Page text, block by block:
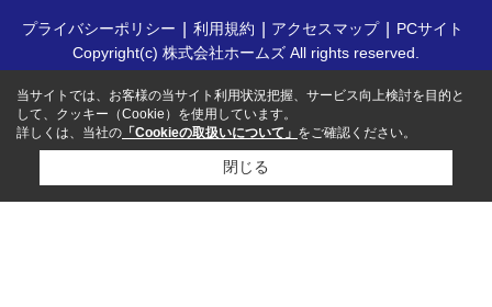
プライバシーポリシー 利用規約 アクセスマップ
PCサイト
Copyright(c) 株式会社ホームズ All rights reserved.
当サイトでは、お客様の当サイト利用状況把握、サービス向上検討を目的と
して、クッキー（Cookie）を使用しています。
詳しくは、当社の 「Cookieの取扱いについて」 をご確認ください。
閉じる